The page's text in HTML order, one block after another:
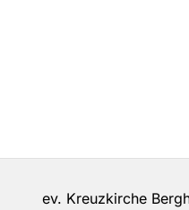
ev. Kreuzkirche